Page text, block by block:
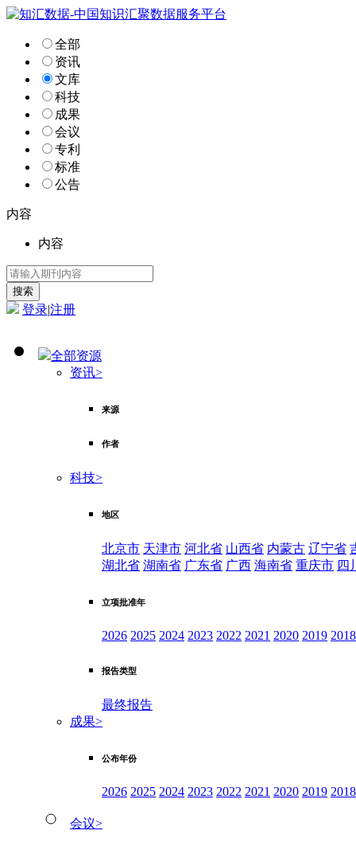
全部
资讯
文库
科技
成果
会议
专利
标准
公告
内容
内容
登录|注册
全部资源
资讯>
来源
作者
科技>
地区
北京市 天津市 河北省 山西省 内蒙古 辽宁省
湖北省 湖南省 广东省 广西 海南省 重庆市 四
立项批准年
2026 2025 2024 2023 2022 2021 2020 2019 2018
报告类型
最终报告
成果>
公布年份
2026 2025 2024 2023 2022 2021 2020 2019 2018
会议>